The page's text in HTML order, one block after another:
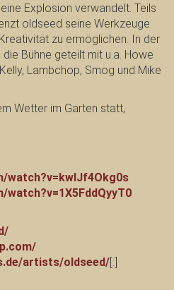
Explosion verwandelt. Teils
oldseed seine Werkzeuge
zu ermöglichen. In der
Bühne geteilt mit u.a. Howe
Lambchop, Smog und Mike
Wetter im Garten statt,
watch?v=kwlJf4Okg0s
artists/oldseed/[:]